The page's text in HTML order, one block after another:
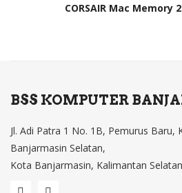
CORSAIR Mac Memory
BSS KOMPUTER
Jl. Adi Patra 1 No. 1B, Pemurus Baru,
Banjarmasin Selatan,
Kota Banjarmasin, Kalimantan